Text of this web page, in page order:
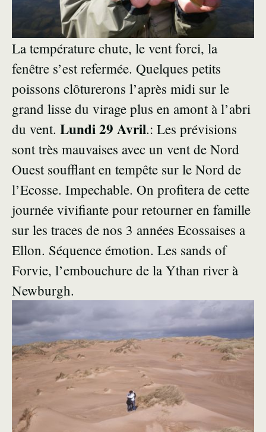
La température chute, le vent forci, la
fenêtre s’est refermée. Quelques petits
poissons clôturerons l’après midi sur le
grand lisse du virage plus en amont à l’abri
du vent. Lundi 29 Avril.: Les prévisions
sont très mauvaises avec un vent de Nord
Ouest soufflant en tempête sur le Nord de
l’Ecosse. Impechable. On profitera de cette
journée vivifiante pour retourner en famille
sur les traces de nos 3 années Ecossaises a
Ellon. Séquence émotion. Les sands of
Forvie, l’embouchure de la Ythan river à
Newburgh.